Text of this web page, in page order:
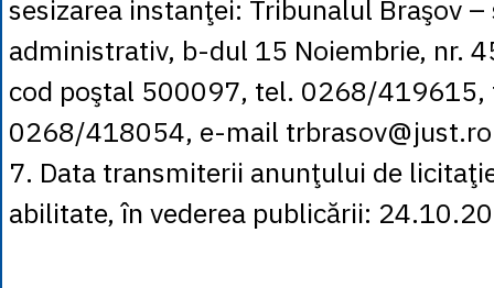
sesizarea instanţei: Tribunalul Braşov
administrativ, b-dul 15 Noiembrie, nr.
cod poştal 500097, tel. 0268/419615,
0268/418054, e-mail
7. Data transmiterii anunţului de
abilitate, în vederea publicării: